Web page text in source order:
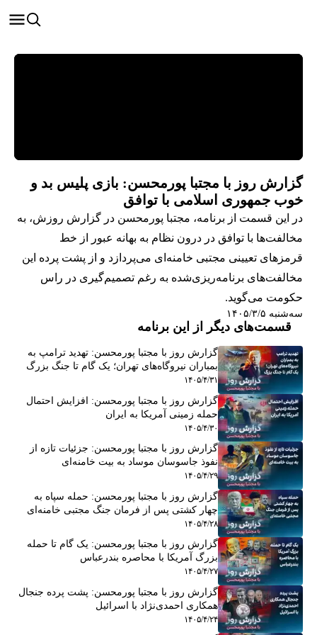
گزارش روز با مجتبا پورمحسن: بازی پلیس بد و
خوب جمهوری اسلامی با توافق
در این قسمت از برنامه، مجتبا پورمحسن در گزارش روزش، به
مخالفت‌ها با توافق در درون نظام به بهانه عبور از خط
قرمزهای تعیینی مجتبی خامنه‌ای می‌پردازد و از پشت پرده این
مخالفت‌های برنامه‌ریزی‌شده به رغم تصمیم‌گیری در راس
حکومت می‌گوید.
سه‌شنبه ۱۴۰۵/۳/۵
قسمت‌های دیگر از این برنامه
گزارش روز با مجتبا پورمحسن: تهدید ترامپ به
بمباران نیروگاه‌های تهران؛ یک گام تا جنگ بزرگ
۱۴۰۵/۴/۳۱
گزارش روز با مجتبا پورمحسن: افزایش احتمال
حمله زمینی آمریکا به ایران
۱۴۰۵/۴/۳۰
گزارش روز با مجتبا پورمحسن: جزئیات تازه از
نفوذ جاسوسان موساد به بیت خامنه‌ای
۱۴۰۵/۴/۲۹
گزارش روز با مجتبا پورمحسن: حمله سپاه به
چهار کشتی پس از فرمان جنگ مجتبی خامنه‌ای
۱۴۰۵/۴/۲۸
گزارش روز با مجتبا پورمحسن: یک گام تا حمله
بزرگ آمریکا با محاصره بندرعباس
۱۴۰۵/۴/۲۷
گزارش روز با مجتبا پورمحسن: پشت پرده جنجال
همکاری احمدی‌‌‌نژاد با اسرائیل
۱۴۰۵/۴/۲۴